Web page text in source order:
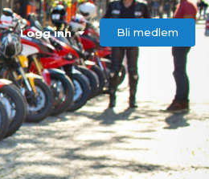
Logg inn Bli medlem